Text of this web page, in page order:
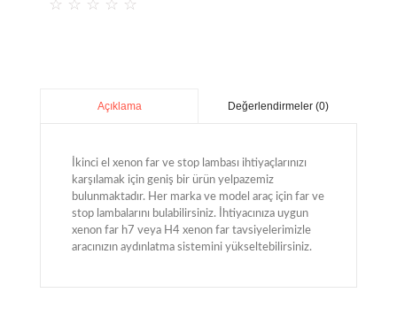
☆ ☆ ☆ ☆ ☆
Açıklama Değerlendirmeler (0)
İkinci el xenon far ve stop lambası ihtiyaçlarınızı
karşılamak için geniş bir ürün yelpazemiz
bulunmaktadır. Her marka ve model araç için far ve
stop lambalarını bulabilirsiniz. İhtiyacınıza uygun
xenon far h7 veya H4 xenon far tavsiyelerimizle
aracınızın aydınlatma sistemini yükseltebilirsiniz.